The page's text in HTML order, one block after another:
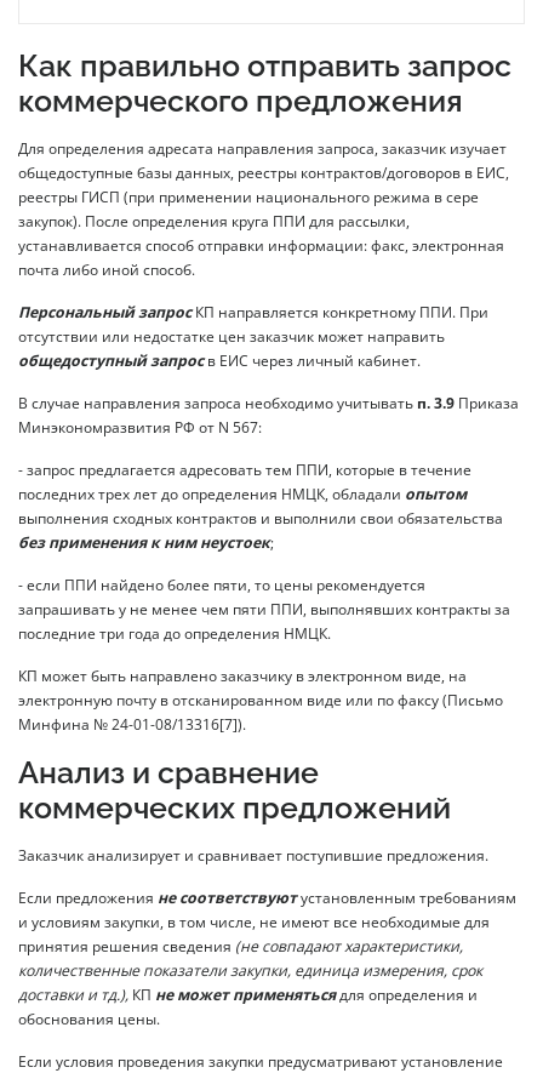
Как правильно отправить запрос
коммерческого предложения
Для определения адресата направления запроса, заказчик изучает
общедоступные базы данных, реестры контрактов/договоров в ЕИС,
реестры ГИСП (при применении национального режима в сере
закупок). После определения круга ППИ для рассылки,
устанавливается способ отправки информации: факс, электронная
почта либо иной способ.
Персональный запросКП направляется конкретному ППИ. При
отсутствии или недостатке цен заказчик может направить
общедоступный запросв ЕИС через личный кабинет.
В случае направления запроса необходимо учитывать п. 3.9 Приказа
Минэкономразвития РФ от N 567:
- запрос предлагается адресовать тем ППИ, которые в течение
последних трех лет до определения НМЦК, обладали опытом
выполнения сходных контрактов и выполнили свои обязательства
без применения к ним неустоек;
- если ППИ найдено более пяти, то цены рекомендуется
запрашивать у не менее чем пяти ППИ, выполнявших контракты за
последние три года до определения НМЦК.
КП может быть направлено заказчику в электронном виде, на
электронную почту в отсканированном виде или по факсу (Письмо
Минфина № 24-01-08/13316[7]).
Анализ и сравнение
коммерческих предложений
Заказчик анализирует и сравнивает поступившие предложения.
Если предложения не соответствуютустановленным требованиям
и условиям закупки, в том числе, не имеют все необходимые для
принятия решения сведения (не совпадают характеристики,
количественные показатели закупки, единица измерения, срок
доставки и тд.), КП не может применятьсядля определения и
обоснования цены.
Если условия проведения закупки предусматривают установление